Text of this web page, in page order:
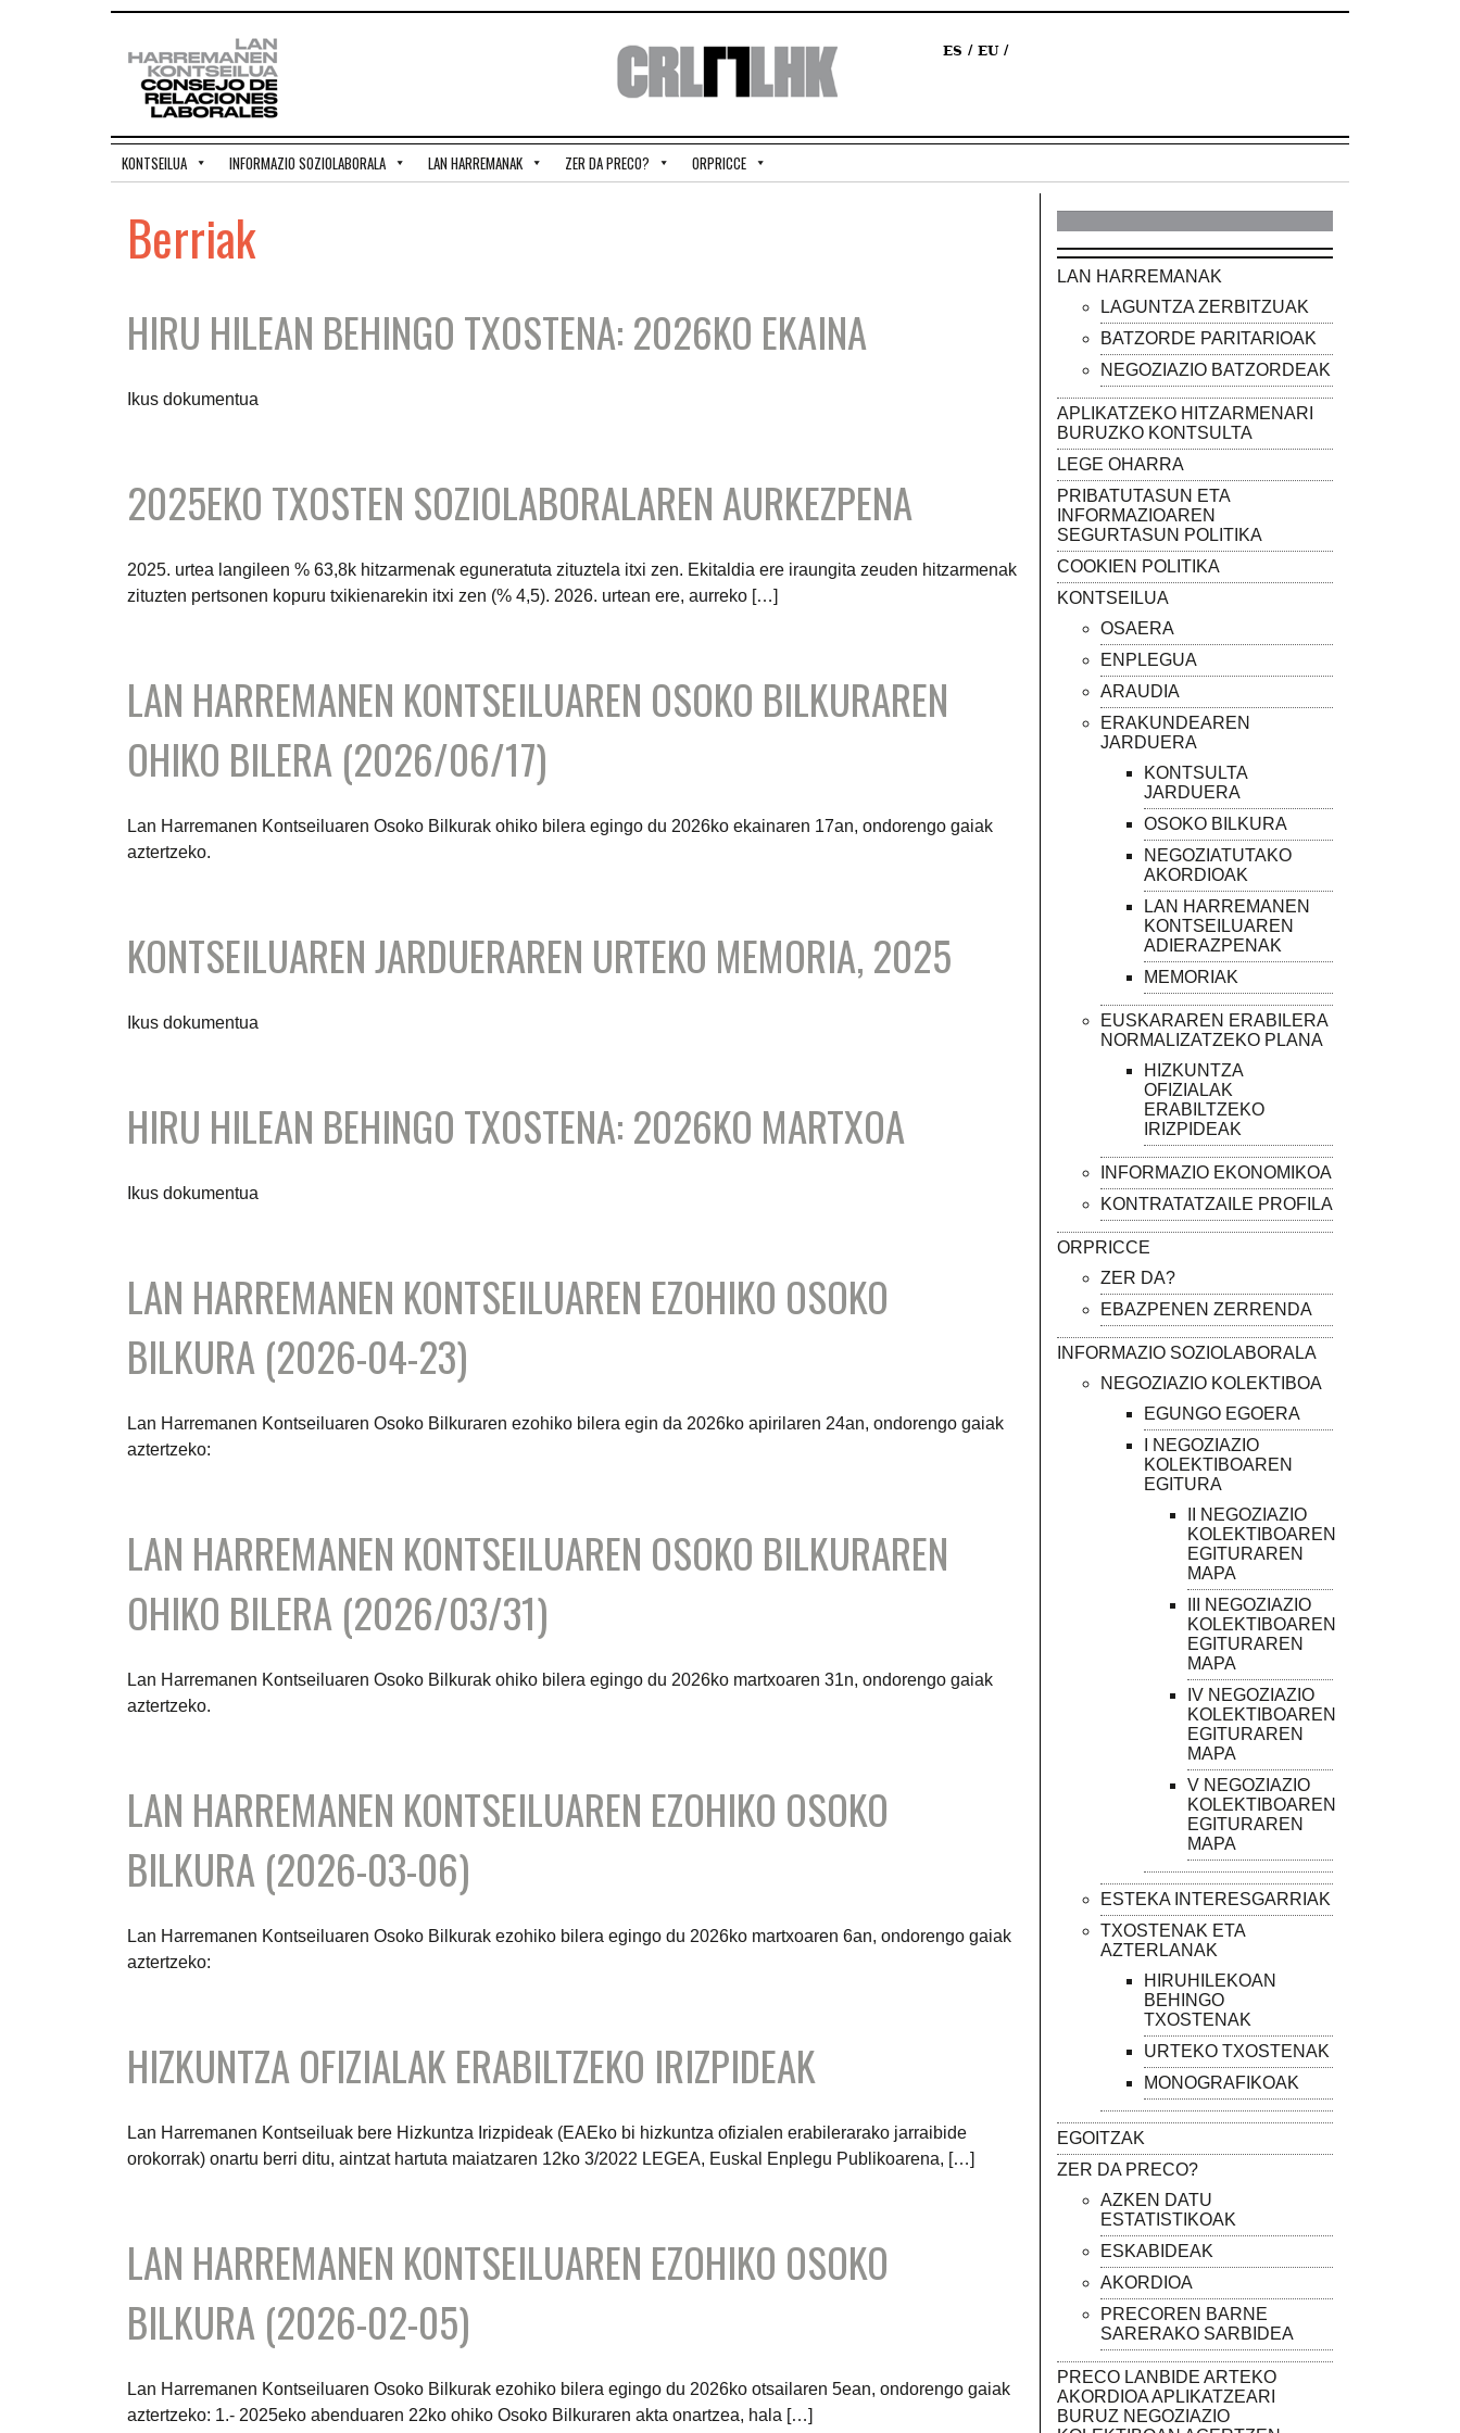
ES EU
KONTSEILUA INFORMAZIO SOZIOLABORALA LAN HARREMANAK ZER DA PRECO? ORPRICCE
Berriak
HIRU HILEAN BEHINGO TXOSTENA: 2026KO EKAINA
Ikus dokumentua
2025EKO TXOSTEN SOZIOLABORALAREN AURKEZPENA
2025. urtea langileen % 63,8k hitzarmenak eguneratuta zituztela itxi zen. Ekitaldia ere iraungita zeuden hitzarmenak
zituzten pertsonen kopuru txikienarekin itxi zen (% 4,5). 2026. urtean ere, aurreko […]
LAN HARREMANEN KONTSEILUAREN OSOKO BILKURAREN
OHIKO BILERA (2026/06/17)
Lan Harremanen Kontseiluaren Osoko Bilkurak ohiko bilera egingo du 2026ko ekainaren 17an, ondorengo gaiak
aztertzeko.
KONTSEILUAREN JARDUERAREN URTEKO MEMORIA, 2025
Ikus dokumentua
HIRU HILEAN BEHINGO TXOSTENA: 2026KO MARTXOA
Ikus dokumentua
LAN HARREMANEN KONTSEILUAREN EZOHIKO OSOKO
BILKURA (2026-04-23)
Lan Harremanen Kontseiluaren Osoko Bilkuraren ezohiko bilera egin da 2026ko apirilaren 24an, ondorengo gaiak
aztertzeko:
LAN HARREMANEN KONTSEILUAREN OSOKO BILKURAREN
OHIKO BILERA (2026/03/31)
Lan Harremanen Kontseiluaren Osoko Bilkurak ohiko bilera egingo du 2026ko martxoaren 31n, ondorengo gaiak
aztertzeko.
LAN HARREMANEN KONTSEILUAREN EZOHIKO OSOKO
BILKURA (2026-03-06)
Lan Harremanen Kontseiluaren Osoko Bilkurak ezohiko bilera egingo du 2026ko martxoaren 6an, ondorengo gaiak
aztertzeko:
HIZKUNTZA OFIZIALAK ERABILTZEKO IRIZPIDEAK
Lan Harremanen Kontseiluak bere Hizkuntza Irizpideak (EAEko bi hizkuntza ofizialen erabilerarako jarraibide
orokorrak) onartu berri ditu, aintzat hartuta maiatzaren 12ko 3/2022 LEGEA, Euskal Enplegu Publikoarena, […]
LAN HARREMANEN KONTSEILUAREN EZOHIKO OSOKO
BILKURA (2026-02-05)
Lan Harremanen Kontseiluaren Osoko Bilkurak ezohiko bilera egingo du 2026ko otsailaren 5ean, ondorengo gaiak
aztertzeko: 1.- 2025eko abenduaren 22ko ohiko Osoko Bilkuraren akta onartzea, hala […]
LAN HARREMANAK
LAGUNTZA ZERBITZUAK
BATZORDE PARITARIOAK
NEGOZIAZIO BATZORDEAK
APLIKATZEKO HITZARMENARI
BURUZKO KONTSULTA
LEGE OHARRA
PRIBATUTASUN ETA
INFORMAZIOAREN
SEGURTASUN POLITIKA
COOKIEN POLITIKA
KONTSEILUA
OSAERA
ENPLEGUA
ARAUDIA
ERAKUNDEAREN
JARDUERA
KONTSULTA
JARDUERA
OSOKO BILKURA
NEGOZIATUTAKO
AKORDIOAK
LAN HARREMANEN
KONTSEILUAREN
ADIERAZPENAK
MEMORIAK
EUSKARAREN ERABILERA
NORMALIZATZEKO PLANA
HIZKUNTZA
OFIZIALAK
ERABILTZEKO
IRIZPIDEAK
INFORMAZIO EKONOMIKOA
KONTRATATZAILE PROFILA
ORPRICCE
ZER DA?
EBAZPENEN ZERRENDA
INFORMAZIO SOZIOLABORALA
NEGOZIAZIO KOLEKTIBOA
EGUNGO EGOERA
I NEGOZIAZIO
KOLEKTIBOAREN
EGITURA
II NEGOZIAZIO
KOLEKTIBOAREN
EGITURAREN
MAPA
III NEGOZIAZIO
KOLEKTIBOAREN
EGITURAREN
MAPA
IV NEGOZIAZIO
KOLEKTIBOAREN
EGITURAREN
MAPA
V NEGOZIAZIO
KOLEKTIBOAREN
EGITURAREN
MAPA
ESTEKA INTERESGARRIAK
TXOSTENAK ETA
AZTERLANAK
HIRUHILEKOAN
BEHINGO
TXOSTENAK
URTEKO TXOSTENAK
MONOGRAFIKOAK
EGOITZAK
ZER DA PRECO?
AZKEN DATU
ESTATISTIKOAK
ESKABIDEAK
AKORDIOA
PRECOREN BARNE
SARERAKO SARBIDEA
PRECO LANBIDE ARTEKO
AKORDIOA APLIKATZEARI
BURUZ NEGOZIAZIO